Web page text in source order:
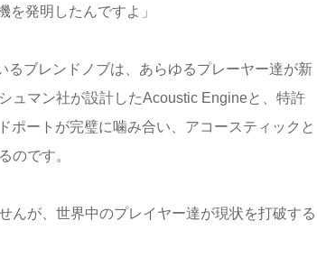
を発明したんですよ」
るブレンドノブは、あらゆるプレーヤー達が新
ュマン社が設計したAcoustic Engineと、特許
ポートが完璧に噛み合い、アコースティックと
のです。
んが、世界中のプレイヤー達が現状を打破する